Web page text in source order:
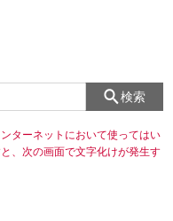
検索
ターネットにおいて使ってはい
、次の画面で文字化けが発生す